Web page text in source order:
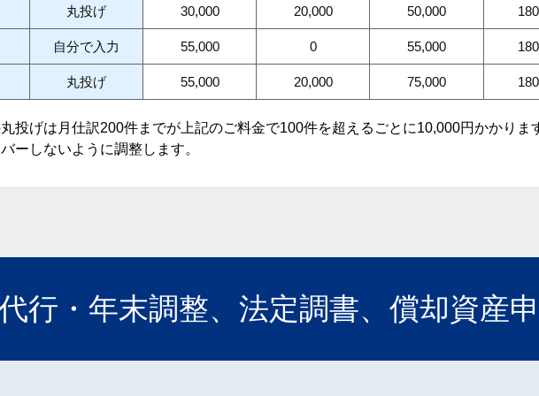
丸投げ 30,000 20,000 50,000
自分で入力 55,000 0 55,000
丸投げ 55,000 20,000 75,000
投げは月仕訳200件までが上記のご料金で100件を超えるごとに10,000円かかりま
ーしないように調整します。
行・年末調整、法定調書、償却資産